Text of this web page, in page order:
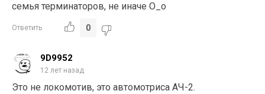
семья терминаторов, не иначе О_о
Ответить 0
9D9952
12 лет назад
Это не локомотив, это автомотриса АЧ-2.